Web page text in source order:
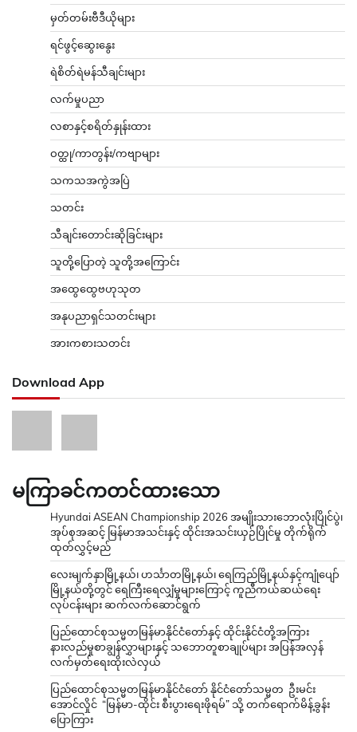
မှတ်တမ်းဗီဒီယိုများ
ရင်ဖွင့်ဆွေးနွေး
ရဲစိတ်ရဲမန်သီချင်းများ
လက်မှုပညာ
လစာနှင့်စရိတ်နှုန်းထား
ဝတ္ထု/ကာတွန်း/ကဗျာများ
သကသအကွဲအပြဲ
သတင်း
သီချင်းတောင်းဆိုခြင်းများ
သူတို့ပြောတဲ့ သူတို့အကြောင်း
အထွေထွေဗဟုသုတ
အနုပညာရှင်သတင်းများ
အားကစားသတင်း
Download App
မကြာခင်ကတင်ထားသော
Hyundai ASEAN Championship 2026 အမျိုးသားဘောလုံးပြိုင်ပွဲ၊
အုပ်စုအဆင့် မြန်မာအသင်းနှင့် ထိုင်းအသင်းယှဉ်ပြိုင်မှု တိုက်ရိုက်
ထုတ်လွှင့်မည်
လေးမျက်နှာမြို့နယ်၊ ဟင်္သာတမြို့နယ်၊ ရေကြည်မြို့နယ်နှင့်ကျုံပျော်
မြို့နယ်တို့တွင် ရေကြီးရေလျှံမှုများကြောင့် ကူညီကယ်ဆယ်ရေး
လုပ်ငန်းများ ဆက်လက်ဆောင်ရွက်
ပြည်ထောင်စုသမ္မတမြန်မာနိုင်ငံတော်နှင့် ထိုင်းနိုင်ငံတို့အကြား
နားလည်မှုစာချွန်လွှာများနှင့် သဘောတူစာချုပ်များ အပြန်အလှန်
လက်မှတ်ရေးထိုးလဲလှယ်
ပြည်ထောင်စုသမ္မတမြန်မာနိုင်ငံတော် နိုင်ငံတော်သမ္မတ ဦးမင်း
အောင်လှိုင် “မြန်မာ-ထိုင်း စီးပွားရေးဖိုရမ်” သို့ တက်ရောက်မိန့်ခွန်း
ပြောကြား